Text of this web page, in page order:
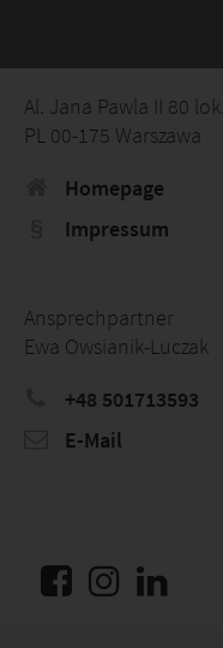
Al. Jana Pawla II 80
PL 00-175 Warszawa
Homepage
Impressum
Ansprechpartner
Ewa Owsianik-Luczak
+48 501713593
E-Mail